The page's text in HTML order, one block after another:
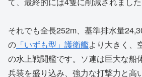
それでも全長252m、基準排水量
の 「いずも型」護衛艦より大きく、
の水上戦闘艦です。ソ連は巨大な船
兵装を盛り込み、強力な打撃力と高